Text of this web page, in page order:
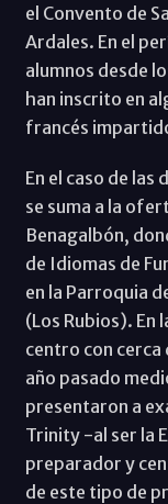
el Convento de
Ardales. En el
alumnos desde
han inscrito en
francés
En el caso de
se suma a la
Benagalbón,
de Idiomas de
en la Parroquia
(Los Rubios). En
centro con
año pasado
presentaron a
Trinity -al ser la
preparador y
de este tipo de